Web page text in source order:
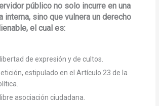
público no solo incurre en una
interna, sino que vulnera un derecho
el cual es:
de expresión y de cultos.
estipulado en el Artículo 23 de la
asociación ciudadana.